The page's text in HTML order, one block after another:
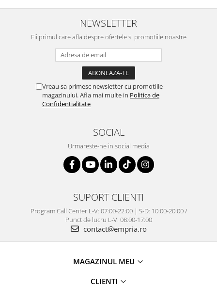
NEWSLETTER
Fii primul care afla despre ofertele si promotiile noastre
Vreau sa primesc newsletter cu promotiile
magazinului. Afla mai multe in Politica de
Confidentialitate
SOCIAL
Urmareste-ne in social media
SUPORT CLIENTI
Program Call Center L-V: 07:00-22:00 | S-D: 10:00-20:00 /
Punct de lucru L-V: 08:00-17:00
contact@empria.ro
MAGAZINUL MEU
CLIENTI